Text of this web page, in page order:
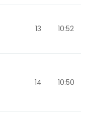
13 10:52
14 10:50